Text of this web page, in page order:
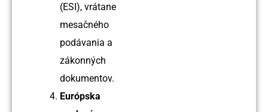
(ESI), vrátane
mesačného
podávania a
zákonných
dokumentov.
Európska